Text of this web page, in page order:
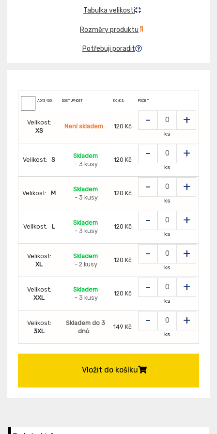
Tabulka velikosti
Rozměry produktu
Potřebuji poradit
AD13400 DOSTUPNOST KČ/KS: POČET
Velikost:
XS
Není skladem 120 Kč - +
ks
Velikost: S
Skladem
- 3 kusy
120 Kč - +
ks
Velikost: M
Skladem
- 3 kusy
120 Kč - +
ks
Velikost: L
Skladem
- 3 kusy
120 Kč - +
ks
Velikost:
XL
Skladem
- 2 kusy
120 Kč - +
ks
Velikost:
XXL
Skladem
- 3 kusy
120 Kč - +
ks
Velikost:
3XL
Skladem do 3
dnů
149 Kč - +
ks
Vložit do košíku